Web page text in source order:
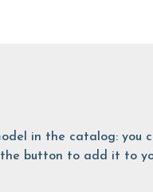
in the catalog: you
button to add it to